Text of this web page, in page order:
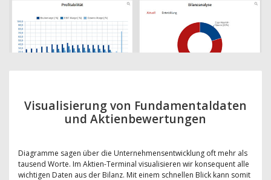
Visualisierung von Fundamentaldaten
und Aktienbewertungen
Diagramme sagen über die Unternehmensentwicklung oft mehr als
tausend Worte. Im Aktien-Terminal visualisieren wir konsequent alle
wichtigen Daten aus der Bilanz. Mit einem schnellen Blick kann somit